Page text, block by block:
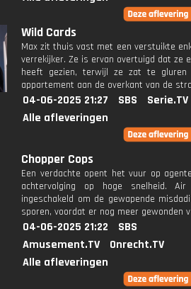
Wild Cards
Max zit thuis vast met een verstuikte
verrekijker. Ze is ervan overtuigd dat ze
heeft gezien, terwijl ze zat te gluren
appartement aan de overkant van de
04-06-2025 21:27 SBS
Serie.TV
Alle afleveringen
Chopper Cops
Een verdachte opent het vuur op
achtervolging op hoge snelheid.
ingeschakeld om de gewapende
sporen, voordat er nog meer gewonden
04-06-2025 21:22
SBS
Amusement.TV
Onrecht.TV
Alle afleveringen